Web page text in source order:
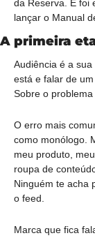
da Reserva. E foi
lançar o Manual
A primeira
Audiência é a
está e falar de
Sobre o problema
O erro mais
como monólogo.
meu produto,
roupa de
Ninguém te acha
o feed.
Marca que fica